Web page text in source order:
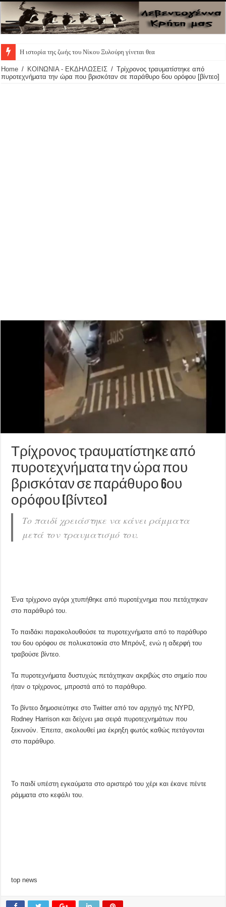
Η ιστορία της ζωής του Νίκου Ξυλούρη γίνεται θεατρική π
Home / ΚΟΙΝΩΝΙΑ - ΕΚΔΗΛΩΣΕΙΣ / Τρίχρονος τραυματίστηκε από
πυροτεχνήματα την ώρα που βρισκόταν σε παράθυρο 6ου ορόφου [βίντεο]
Τρίχρονος τραυματίστηκε από
πυροτεχνήματα την ώρα που
βρισκόταν σε παράθυρο 6ου
ορόφου [βίντεο]
Το παιδί χρειάστηκε να κάνει ράμματα
μετά τον τραυματισμό του.
Ένα τρίχρονο αγόρι χτυπήθηκε από πυροτέχνημα που πετάχτηκαν
στο παράθυρό του.
Το παιδάκι παρακολουθούσε τα πυροτεχνήματα από το παράθυρο
του 6ου ορόφου σε πολυκατοικία στο Μπρόνξ, ενώ η αδερφή του
τραβούσε βίντεο.
Τα πυροτεχνήματα δυστυχώς πετάχτηκαν ακριβώς στο σημείο που
ήταν ο τρίχρονος, μπροστά από το παράθυρο.
Το βίντεο δημοσιεύτηκε στο Twitter από τον αρχηγό της NYPD,
Rodney Harrison και δείχνει μια σειρά πυροτεχνημάτων που
ξεκινούν. Έπειτα, ακολουθεί μια έκρηξη φωτός καθώς πετάγονται
στο παράθυρο.
Το παιδί υπέστη εγκαύματα στο αριστερό του χέρι και έκανε πέντε
ράμματα στο κεφάλι του.
top news